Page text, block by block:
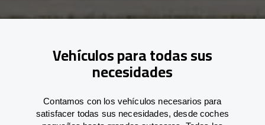
Vehículos para todas sus
necesidades
Contamos con los vehículos necesarios para
satisfacer todas sus necesidades, desde coches